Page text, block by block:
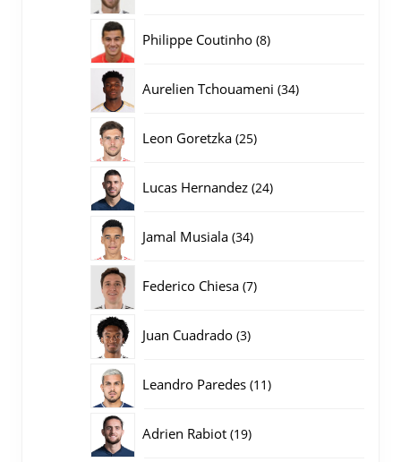
Philippe Coutinho 88
Aurelien Tchouameni 3434
Leon Goretzka 2525
Lucas Hernandez 2424
Jamal Musiala 3434
Federico Chiesa 77
Juan Cuadrado 33
Leandro Paredes 1111
Adrien Rabiot 1919